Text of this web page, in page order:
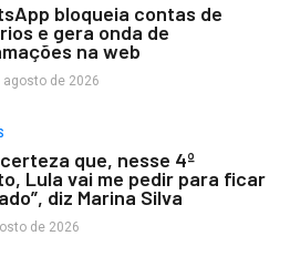
bloqueia contas de
e gera onda de
na web
agosto de 2026
que, nesse 4º
Lula vai me pedir para ficar
diz Marina Silva
de 2026